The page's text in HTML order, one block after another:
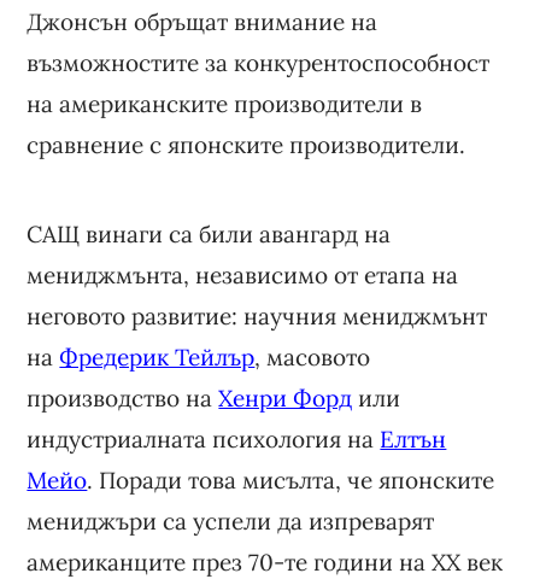
Джонсън обръщат внимание на
възможностите за конкурентоспособност
на американските производители в
сравнение с японските производители.
САЩ винаги са били авангард на
мениджмънта, независимо от етапа на
неговото развитие: научния мениджмънт
наФредерик Тейлър, масовото
производство наХенри Форд или
индустриалната психология на Елтън
Мейо. Поради това мисълта, че японските
мениджъри са успели да изпреварят
американците през 70-те години на ХХ век